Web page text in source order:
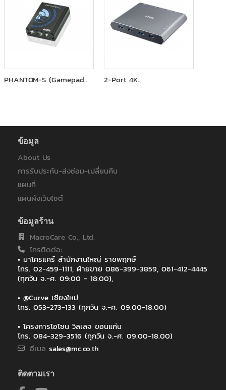
โรงเรียนวิทยาศาสตร์จุฬาภรณราชวิทยาลัย ชลบุรี
ภาควิชาออร์โทปิดิกส์ มหาวิทยาลัยเชียงใหม่
โรงพยาบาลจุฬาลงกรณ์มหาวิทยาลัย
มหาวิทยาลัยสุโขทัยธรรมาธิราช
การไฟฟ้านครหลวง
การไฟฟ้าส่วนภูมิภาค
การไฟฟ้าส่วนภูมิภาคสาขาหาดใหญ่
คณะวิทยาการจัดการ มหาวิทยาลัยราชภัฎวไลยอลงกรณ์
คณะวิทยาศาสตร์ประยุกต์ มหาวิทยาลัยเทคโนโลยีพระจอมเกล้า
คณะสัตวแพทยศาสตร์ มหาวิทยาลัยเกษตรศาสตร์
คณะแพทยศาสตร์ มหาวิทยาลัยมหิดล โรงพยาบาลรามาธิบดี
บริษัท กรุงเทพโทรทัศน์และวิทยุ จำกัด
บริษัท กัลฟ์ เจพี เอ็นเอส จำกัด
บริษัท พีทีที ดิจิตอล โซลูชั่น จำกัด
บริษัท ออโตสตอร์ จำกัด
บริษัท โซริเมะ (ประเทศไทย) จำกัด
บริษัท โรงพยาบาลวิภาวดี จำกัด (มหาชน)
ภาควิชาคณะวิศวะ โยธา สถาบันเทคโนโลยีพระจอมเกล้าเจ้าคุณทหาร
ลาดกระบัง
ภาควิชาวิสัญญีวิทยา คณะแพทยศาสตร์ มหาวิทยาลัยเชียงใหม่
มหาวิทยาลัยกรุงเทพ
มหาวิทยาลัยมหาสารคาม
มหาวิทยาลัยวลัยลักษณ์
มหาวิทยาลัยสงขลานครินทร์
มหาวิทยาลัยสงขลานครินทร์ วิทยาเขตหาดใหญ่
มหาวิทยาลัยเชียงใหม่
มหาวิทยาลัยเทคโนโลยีราชมงคลศรีวิชัย วิทยาเขตนครศรีธรรมราช ไส
PHANTOM-S (Gamepad.. 2-Port 4K..
ข้อมูล
About Us
การรับประกัน-ส่งซ่อม-เปลี่ยนคืน
แผนที่
แผนผังเว็บไซต์
ข้อมูลร้าน
MacroCare Co., Ltd.
โทรติดต่อ:
• มาโครแคร์ สำนักงานใหญ่ ราชพฤกษ์
โทร. 02-459-1111, ฝ่ายขาย 086-399-3859, 061-412-4445
(ทุกวัน จ.-ศ. 09:00 - 18:00),
• @Curve เชียงใหม่
โทร. 053-273-133 (ทุกวัน จ.-ศ. 09.00-18.00)
• โครงการโอโซน วิลเลจ ขอนแก่น
โทร. 084-329-3516 (ทุกวัน จ.-ศ. 09.00-18.00)
อีเมล sales@mc.co.th
ติดตามเรา